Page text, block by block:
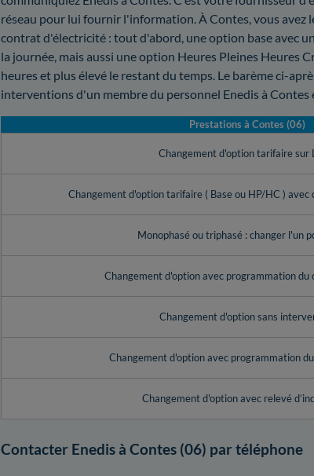
réseau pour lui fournir l'information. À Contes, vous
contrat d'électricité : tout d'abord, une option base avec
la journée, mais aussi une option Heures Pleines Heures
heures et plus élevé le restant du temps. Le barème ci-
interventions d'un membre du personnel Enedis à
Prestations à Contes (06)
Changement d'option tarifaire sur
Changement d'option tarifaire ( Base ou HP/HC )
Monophasé ou triphasé : changer l'un
Changement d'option avec programmation du
Changement d'option sans
Changement d'option avec programmation
Changement d'option avec relevé
Contacter Enedis à Contes (06) par téléphone